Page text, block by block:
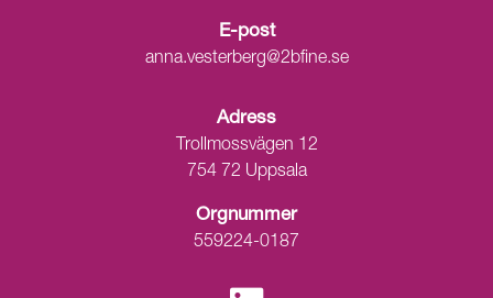
E-post
anna.vesterberg@2bfine.se
Adress
Trollmossvägen 12
754 72 Uppsala
Orgnummer
559224-0187